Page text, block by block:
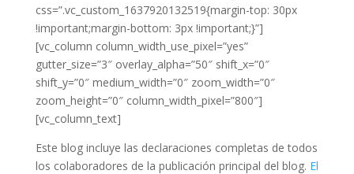
css=”.vc_custom_1637920132519{margin-top: 30px
!important;margin-bottom: 3px !important;}”]
[vc_column column_width_use_pixel=”yes”
gutter_size=”3″ overlay_alpha=”50″ shift_x=”0″
shift_y=”0″ medium_width=”0″ zoom_width=”0″
zoom_height=”0″ column_width_pixel=”800″]
[vc_column_text]
Este blog incluye las declaraciones completas de todos
los colaboradores de la publicación principal del blog. El